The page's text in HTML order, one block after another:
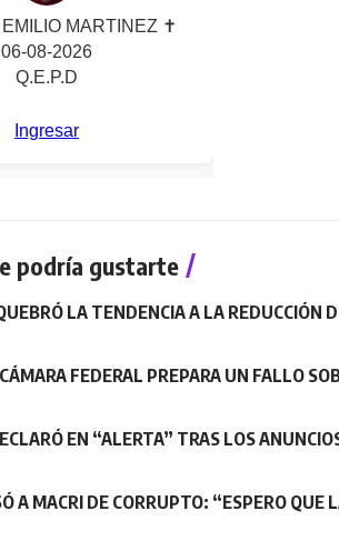
podría gustarte
LA TENDENCIA A LA REDUCCIÓN
FEDERAL PREPARA UN FALLO
EN “ALERTA” TRAS LOS
A MACRI DE CORRUPTO: “ESPERO